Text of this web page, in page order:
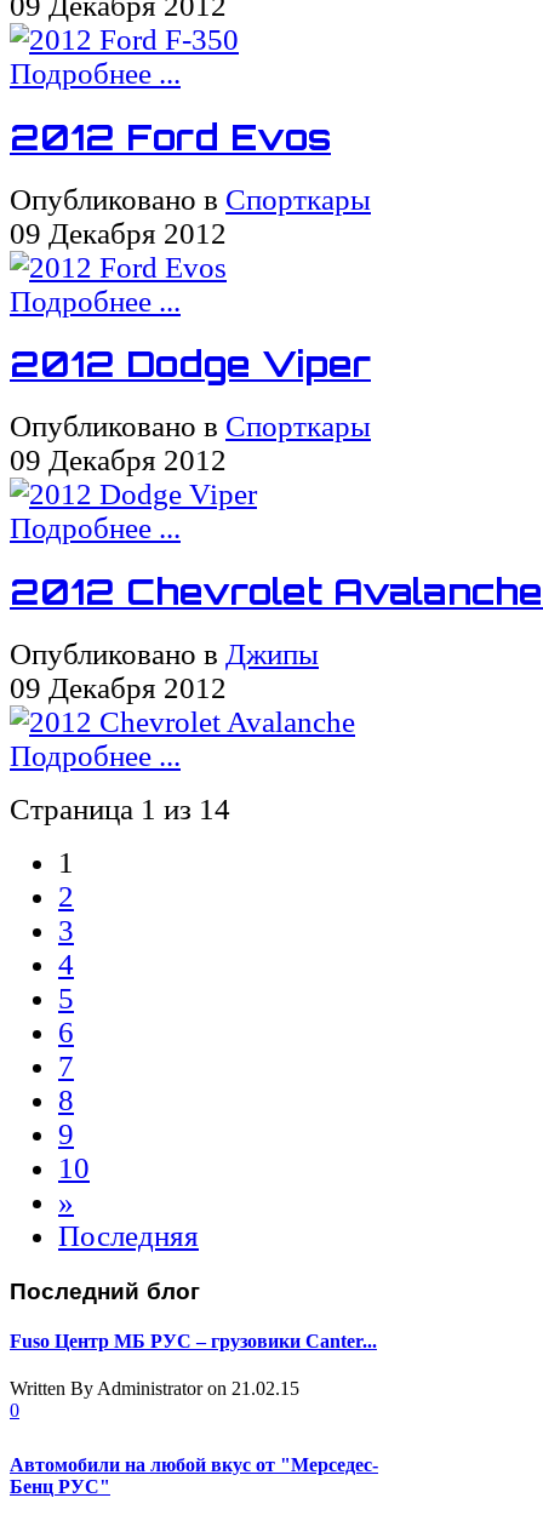
Подробнее ...
2012 Ford Evos
Опубликовано в Спорткары
09 Декабря 2012
Подробнее ...
2012 Dodge Viper
Опубликовано в Спорткары
09 Декабря 2012
Подробнее ...
2012 Chevrolet Avalanche
Опубликовано в Джипы
09 Декабря 2012
Подробнее ...
Страница 1 из 14
1
2
3
4
5
6
7
8
9
10
»
Последняя
Последний блог
Fuso Центр МБ РУС – грузовики Canter...
Written By Administrator on 21.02.15
0
Автомобили на любой вкус от "Мерседес-
Бенц РУС"